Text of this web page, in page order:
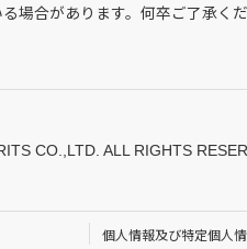
場合があります。何卒ご了承くだ
CO.,LTD. ALL RIGHTS
個人情報及び特定個人